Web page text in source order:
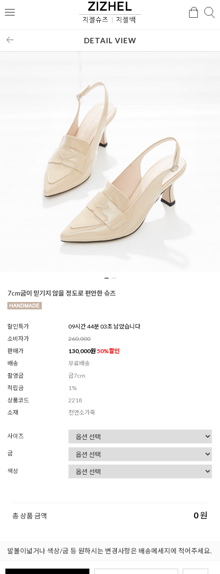
메
검
DETAIL VIEW
7cm굽이 믿기지 않을 정도로 편안한 슈즈
할인특가
09시간 44분 01초 남았습니다
소비자가
260,000
판매가
130,000원 50%할인
배송
무료배송
촬영굽
굽7cm
적립금
1%
상품코드
2218
소재
천연소가죽
사이즈
굽
색상
총 상품 금액 0원
발볼이넓거나 색상/굽 등 원하시는 변경사항은 배송메세지에 적어주세요.